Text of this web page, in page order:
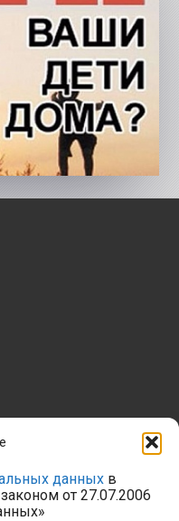
данных в
от 27.07.2006